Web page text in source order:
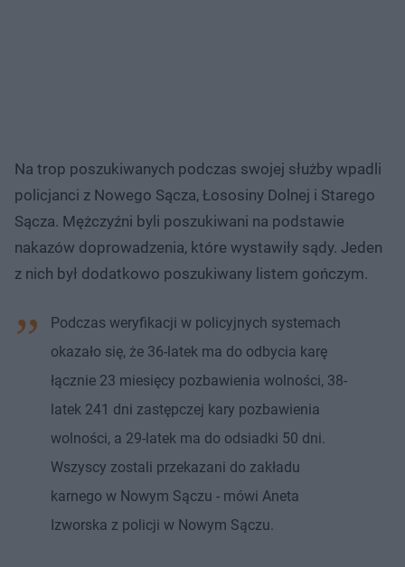
Na trop poszukiwanych podczas swojej służby wpadli
policjanci z Nowego Sącza, Łososiny Dolnej i Starego
Sącza. Mężczyźni byli poszukiwani na podstawie
nakazów doprowadzenia, które wystawiły sądy. Jeden
z nich był dodatkowo poszukiwany listem gończym.
Podczas weryfikacji w policyjnych systemach
okazało się, że 36-latek ma do odbycia karę
łącznie 23 miesięcy pozbawienia wolności, 38-
latek 241 dni zastępczej kary pozbawienia
wolności, a 29-latek ma do odsiadki 50 dni.
Wszyscy zostali przekazani do zakładu
karnego w Nowym Sączu - mówi Aneta
Izworska z policji w Nowym Sączu.